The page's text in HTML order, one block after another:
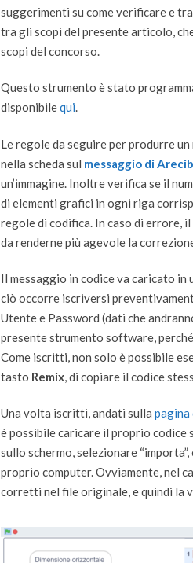
suggerimenti su come verificare e
tra gli scopi del presente articolo,
scopi del concorso.
Questo strumento è stato
disponibilequi.
Le regole da seguire per produrre
nella scheda sul messaggio di
un’immagine. Inoltre verifica se il
di elementi grafici in ogni riga
regole di codifica. In caso di errore,
da renderne più agevole la
Il messaggio in codice va caricato in
ciò occorre iscriversi
Utente e Password (dati che
presente strumento software,
Come iscritti, non solo è possibile
tasto Remix, di copiare il codice
Una volta iscritti, andati sulla pagina
è possibile caricare il proprio codice
sullo schermo, selezionare
proprio computer. Ovviamente, nel
corretti nel file originale, e quindi la